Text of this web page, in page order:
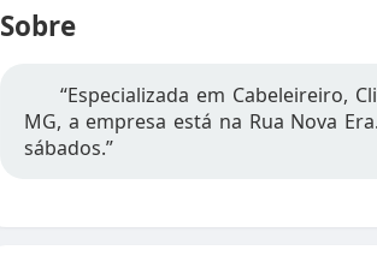
Sobre
“Especializada em Cabeleireiro,
MG, a empresa está na Rua Nova
sábados.”